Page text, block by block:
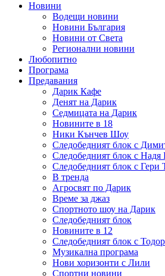
Новини
Водещи новини
Новини България
Новини от Света
Регионални новини
Любопитно
Програма
Предавания
Дарик Кафе
Денят на Дарик
Седмицата на Дарик
Новините в 18
Ники Кънчев Шоу
Следобедният блок с
Следобедният блок с Надя
Следобедният блок с Гери
В тренда
Агросвят по Дарик
Време за джаз
Спортното шоу на Дарик
Следобедният блок
Новините в 12
Следобедният блок с
Музикална програма
Нови хоризонти с Лили
Спортни новини